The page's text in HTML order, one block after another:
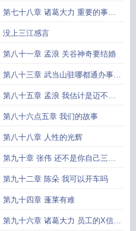
说家里有钱
第七十八章 诸葛大力 重要的事不
止想三遍
没上三江感言
第八十一章 孟浪 关谷神奇要结婚
第八十三章 武当山驻哪都通办事处
保洁员王公子
第八十五章 孟浪 我估计是迈不过
足疗这道坎了
第八十六点五章 我们的故事
第八十八章 人性的光辉
第九十章 张伟 还不是你自己三句
话不离相亲
第九十二章 陈朵 我可以开车吗
第九十四章 蓬莱有难
第九十六章 诸葛大力 员工的X信群